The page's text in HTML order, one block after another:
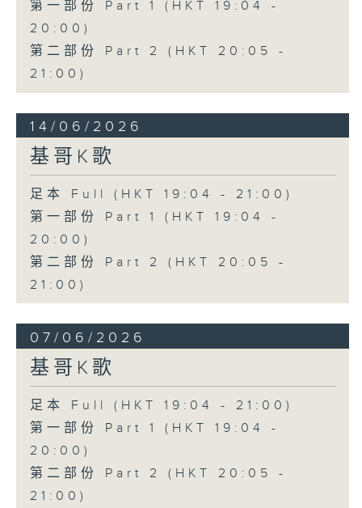
第一部份 Part 1 (HKT 19:04 -
20:00)
第二部份 Part 2 (HKT 20:05 -
21:00)
14/06/2026
基哥K歌
足本 Full (HKT 19:04 - 21:00)
第一部份 Part 1 (HKT 19:04 -
20:00)
第二部份 Part 2 (HKT 20:05 -
21:00)
07/06/2026
基哥K歌
足本 Full (HKT 19:04 - 21:00)
第一部份 Part 1 (HKT 19:04 -
20:00)
第二部份 Part 2 (HKT 20:05 -
21:00)